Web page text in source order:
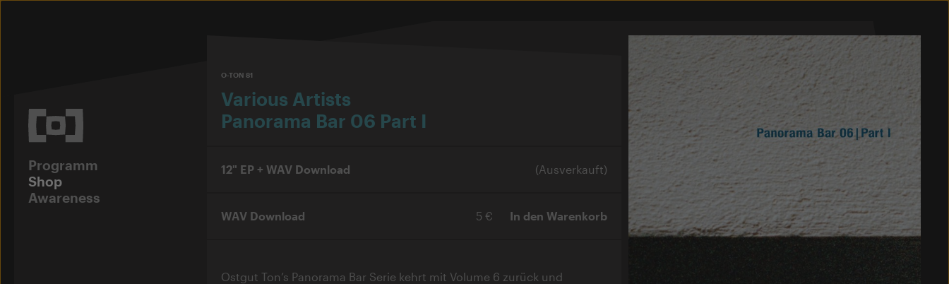
Programm
Shop
Awareness
O-TON 81
Various Artists
Panorama Bar 06 Part I
12" EP + WAV Download (Ausverkauft)
WAV Download 5 € In den Warenkorb
Ostgut Ton’s Panorama Bar Serie kehrt mit Volume 6 zurück und